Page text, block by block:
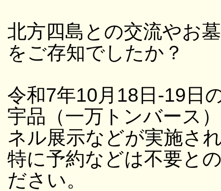
北方四島との交流やお
をご存知でしたか？
令和7年10月18日-19日
宇品（一万トンバース
ネル展示などが実施さ
特に予約などは不要と
ださい。